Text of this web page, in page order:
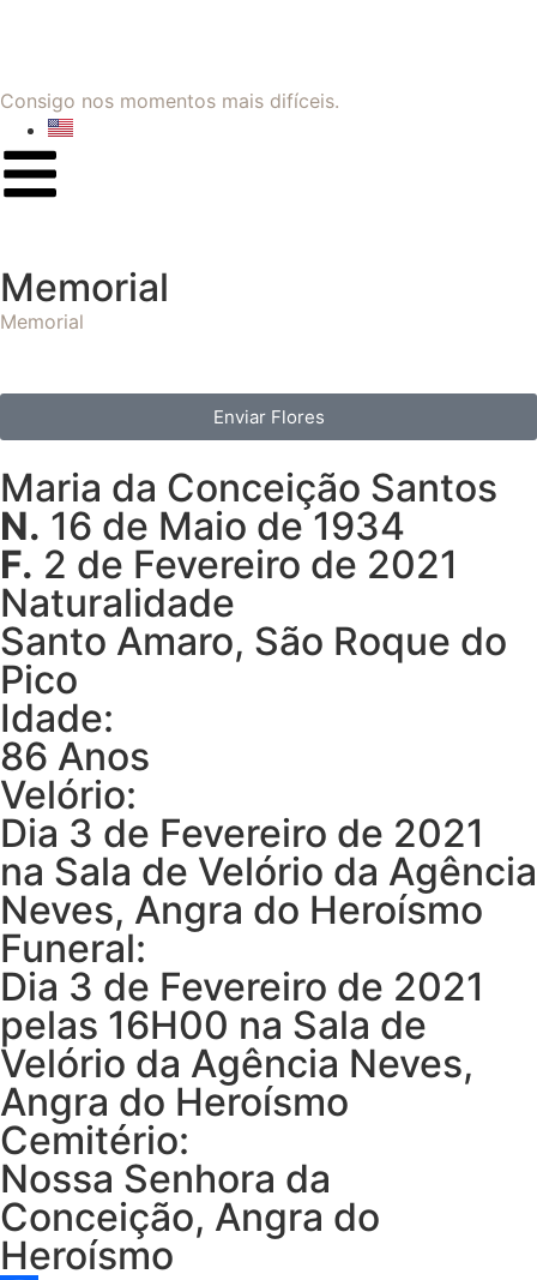
Consigo nos momentos mais difíceis.
Memorial
Memorial
Enviar Flores
Maria da Conceição Santos
N. 16 de Maio de 1934
F. 2 de Fevereiro de 2021
Naturalidade
Santo Amaro, São Roque do
Pico
Idade:
86 Anos
Velório:
Dia 3 de Fevereiro de 2021
na Sala de Velório da Agência
Neves, Angra do Heroísmo
Funeral:
Dia 3 de Fevereiro de 2021
pelas 16H00 na Sala de
Velório da Agência Neves,
Angra do Heroísmo
Cemitério:
Nossa Senhora da
Conceição, Angra do
Heroísmo